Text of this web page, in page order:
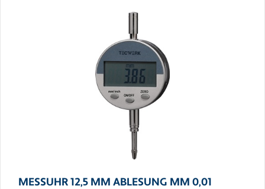
MESSUHR 12,5 MM ABLESUNG MM 0,01